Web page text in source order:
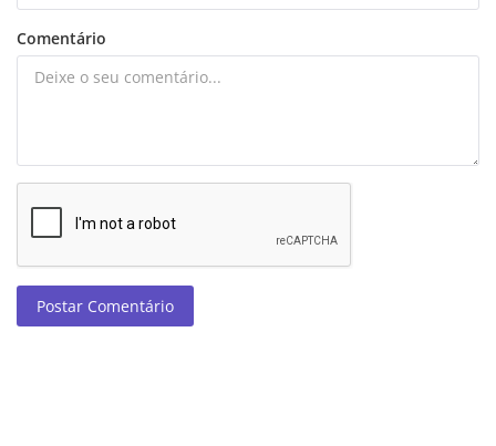
Comentário
Postar Comentário